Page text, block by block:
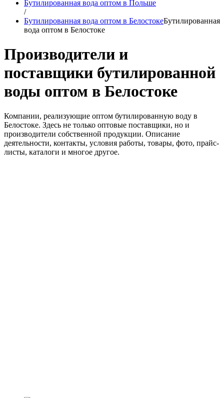
Бутилированная вода оптом в Польше
/
Бутилированная вода оптом в БелостокеБутилированная
вода оптом в Белостоке
Производители и
поставщики бутилированной
воды оптом в Белостоке
Компании, реализующие оптом бутилированную воду в
Белостоке. Здесь не только оптовые поставщики, но и
производители собственной продукции. Описание
деятельности, контакты, условия работы, товары, фото, прайс-
листы, каталоги и многое другое.